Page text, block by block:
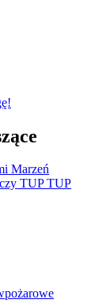
Marzeń
TUP TUP